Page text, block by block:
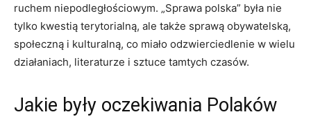
ruchem niepodległościowym. „Sprawa polska” była nie
tylko kwestią terytorialną, ale także sprawą obywatelską,
społeczną i kulturalną, co miało odzwierciedlenie w wielu
działaniach, literaturze i sztuce tamtych czasów.
Jakie były oczekiwania Polaków